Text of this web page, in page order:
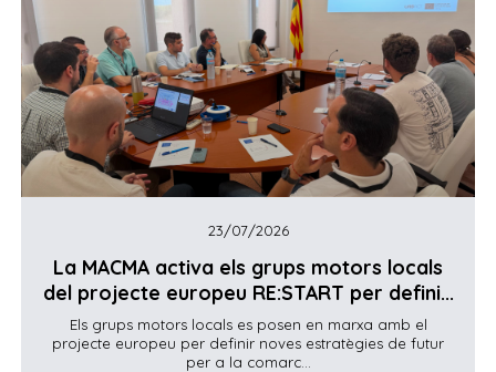
23/07/2026
La MACMA activa els grups motors locals
del projecte europeu RE:START per defini...
Els grups motors locals es posen en marxa amb el
projecte europeu per definir noves estratègies de futur
per a la comarc...